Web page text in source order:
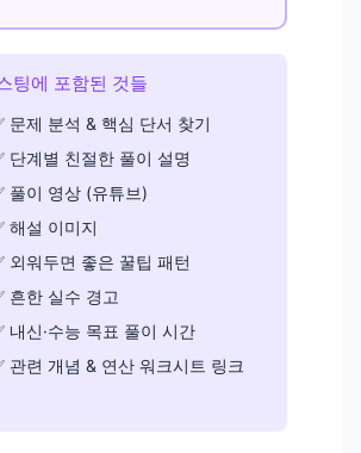
팅에 포함된 것들
문제 분석 & 핵심 단서 찾기
단계별 친절한 풀이 설명
풀이 영상 (유튜브)
해설 이미지
외워두면 좋은 꿀팁 패턴
흔한 실수 경고
내신·수능 목표 풀이 시간
관련 개념 & 연산 워크시트 링크